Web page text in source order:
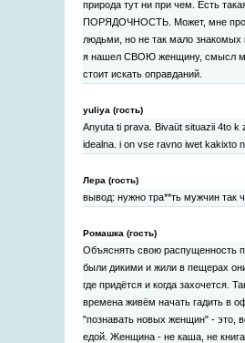
природа тут ни при чем. Есть
ПОРЯДОЧНОСТЬ. Может, мне
людьми, но не так мало
я нашел СВОЮ женщину, смысл
стоит искать оправданий.
yuliya (гость)
Anyuta ti prava. Bivaüt situazii 4to
idealna. i on vse ravno iwet kakixto
Лера (гость)
вывод: нужно тра**ть мужчин так
Ромашка (гость)
Объяснять свою распущенность
были дикими и жили в пещерах
где придётся и когда захочется.
времена живём начать гадить в
"познавать новых женщин" - это,
едой. Женщина - не каша, не